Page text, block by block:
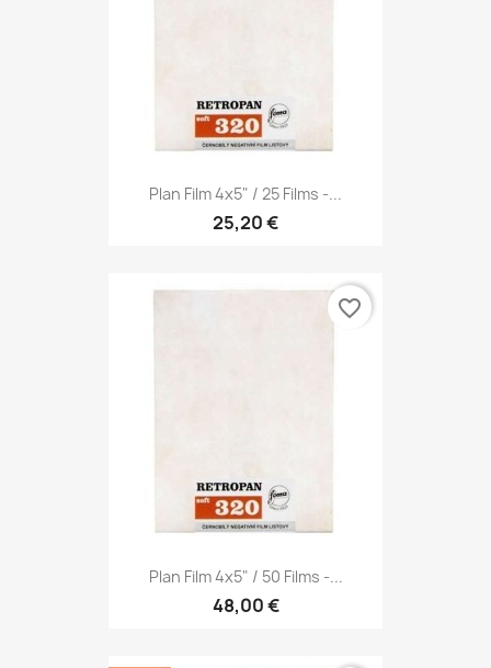
Plan Film 4x5" / 25 Films -...
25,20 €
Plan Film 4x5" / 50 Films -...
48,00 €
favorite_border